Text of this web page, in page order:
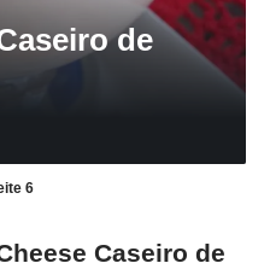
de
6
Caseiro de